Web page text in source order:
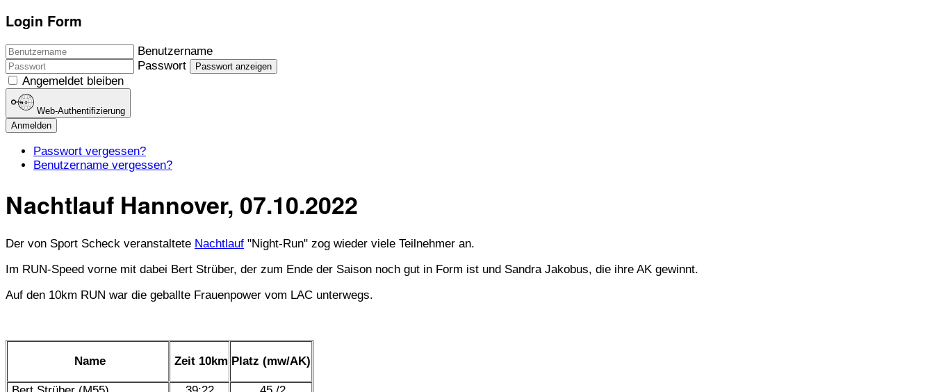
Login Form
Benutzername
Passwort
Passwort anzeigen
Angemeldet bleiben
Web-Authentifizierung
Anmelden
Passwort vergessen?
Benutzername vergessen?
Nachtlauf Hannover, 07.10.2022
Der von Sport Scheck veranstaltete Nachtlauf "Night-Run" zog wieder viele Teilnehmer an.
Im RUN-Speed vorne mit dabei Bert Strüber, der zum Ende der Saison noch gut in Form ist und Sandra Jakobus, die ihre AK gewinnt.
Auf den 10km RUN war die geballte Frauenpower vom LAC unterwegs.
Name Zeit 10km Platz (mw/AK)